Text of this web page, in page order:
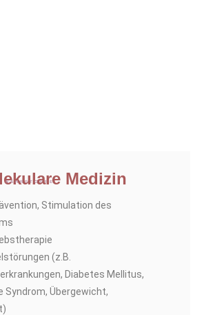
Medizin
NÄHRSTOFFE
Stimulation des
(z.B.
Diabetes Mellitus,
Syndrom, Übergewicht,